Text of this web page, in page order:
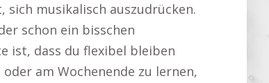
musikalisch auszudrücken.
schon ein bisschen
ist, dass du flexibel bleiben
am Wochenende zu lernen,